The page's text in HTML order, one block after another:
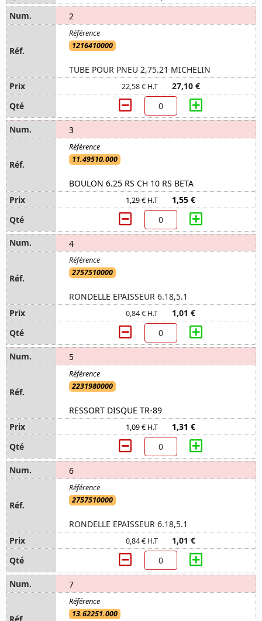
2
1216410000
TUBE POUR PNEU 2,75.21 MICHELIN
22,58 € H.T 27,10 €
3
11.49510.000
BOULON 6.25 RS CH 10 RS BETA
1,29 € H.T 1,55 €
4
2757510000
RONDELLE EPAISSEUR 6.18,5.1
0,84 € H.T 1,01 €
5
2231980000
RESSORT DISQUE TR-89
1,09 € H.T 1,31 €
6
2757510000
RONDELLE EPAISSEUR 6.18,5.1
0,84 € H.T 1,01 €
7
13.62251.000